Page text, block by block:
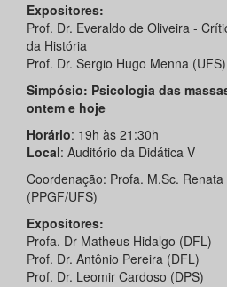
Expositores:
Prof. Dr. Everaldo de Oliveira -
da História
Prof. Dr. Sergio Hugo Menna
Simpósio: Psicologia das
ontem e hoje
Horário: 19h às 21:30h
Local: Auditório da Didática V
Coordenação: Profa. M.Sc. Renata
(PPGF/UFS)
Expositores:
Profa. Dr Matheus Hidalgo (DFL)
Prof. Dr. Antônio Pereira (DFL)
Prof. Dr. Leomir Cardoso (DPS)